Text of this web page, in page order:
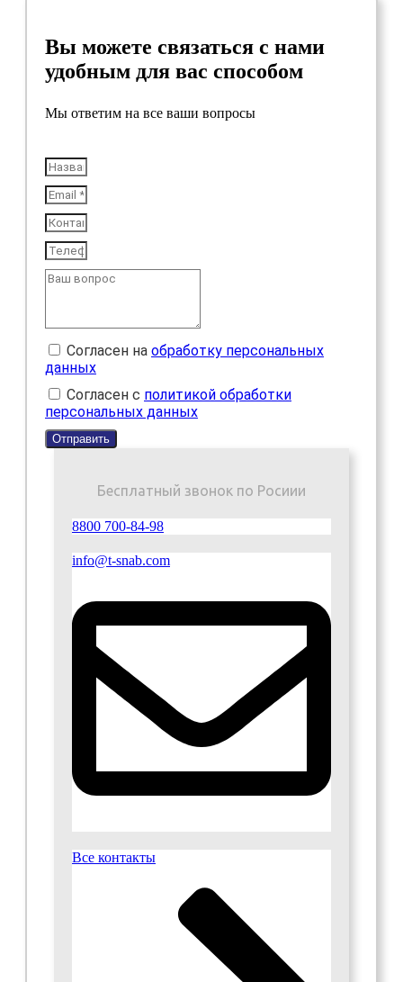
Вы можете связаться с нами
удобным для вас способом
Мы ответим на все ваши вопросы
Согласен на обработку персональных
данных
Согласен с политикой обработки
персональных данных
Отправить
Бесплатный звонок по Росиии
8800 700-84-98
info@t-snab.com
Все контакты